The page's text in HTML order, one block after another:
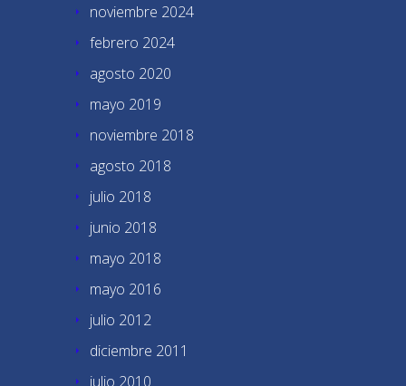
noviembre 2024
febrero 2024
agosto 2020
mayo 2019
noviembre 2018
agosto 2018
julio 2018
junio 2018
mayo 2018
mayo 2016
julio 2012
diciembre 2011
julio 2010